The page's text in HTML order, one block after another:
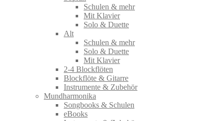
Schulen & mehr
Mit Klavier
Solo & Duette
Alt
Schulen & mehr
Solo & Duette
Mit Klavier
2-4 Blockflöten
Blockflöte & Gitarre
Instrumente & Zubehör
Mundharmonika
Songbooks & Schulen
eBooks